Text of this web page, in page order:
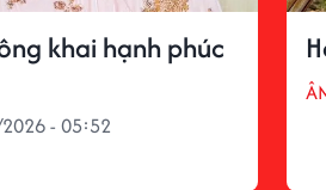
khai hạnh phúc
- 05:52